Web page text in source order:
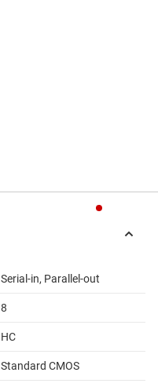
Serial-in, Parallel-out
8
HC
Standard CMOS